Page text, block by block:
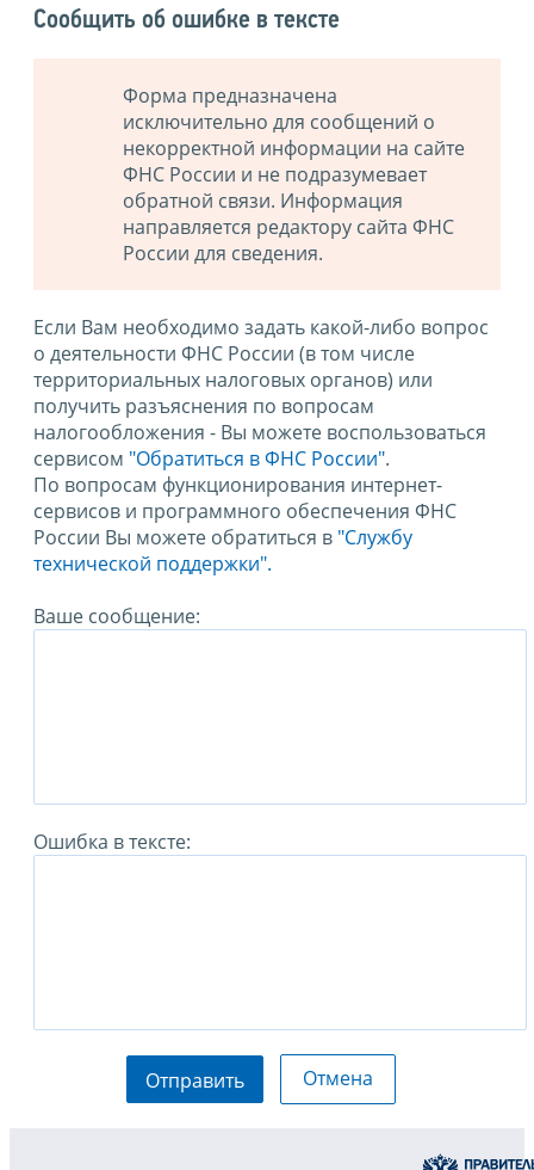
Сообщить об ошибке в тексте
Форма предназначена
исключительно для сообщений о
некорректной информации на сайте
ФНС России и не подразумевает
обратной связи. Информация
направляется редактору сайта ФНС
России для сведения.
Если Вам необходимо задать какой-либо вопрос
о деятельности ФНС России (в том числе
территориальных налоговых органов) или
получить разъяснения по вопросам
налогообложения - Вы можете воспользоваться
сервисом "Обратиться в ФНС России".
По вопросам функционирования интернет-
сервисов и программного обеспечения ФНС
России Вы можете обратиться в "Службу
технической поддержки".
Ваше сообщение:
Ошибка в тексте:
Отправить Отмена